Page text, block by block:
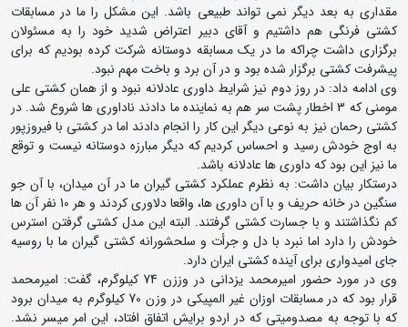
مقداری به بعد دیگر نمی تواند طبیعی باشد. این مشکل را ما در مسابقات
کشتی فرنگی هم داشتیم و آقای دبیر اعتراض شدید خود را به مسئولان
برگزاری داشت چراکه ما در یک مسابقه دوستانه شرکت کرده بودیم که برای
پیشرفت کشتی برگزار شده بود و در آن برد و باخت مهم نبود.
وی ادامه داد: در روز دوم نیز شرایط داوری عادلانه نبود و از همان کشتی علی
مومنی که 3 اخطار پشت سر هم به نماینده ما دادند ناداوری ها شروع شد. در
کشتی رحمان نیز به نوعی دیگر این کار را انجام دادند اما در کشتی با فیروزپور
به اوج خودش رسید و احساس کردیم که دیگر مبارزه دوستانه نیست و توقع
ما نیز این بود که داوری ها عادلانه باشد.
درستکار بیان داشت: به نظرم عملکرد کشتی گیران ما در آن میدان، با آن جو
سنگین در خانه حریف و با آن داوری ها، واقعا دلاوری کردند و هر 10 نفر آن ها
کم نگذاشتند و با جسارت کشتی گرفتند. البته این مدل کشتی گرفتن استرس
خودش را دارد اما نبرد با دل و جرأت و سلحشورانه کشتی گیران ما با روسیه
جای امیدواری برای آینده کشتی ایران دارد.
وی در مورد حضور امیرمحمد یزدانی در وززن 74 کیلوگرم، گفت: امیرمحمد
قرار بود که در مسابقات اوزان غیر المپیکی در وزن 70 کیلوگرم به میدان برود
که با توجه به مصدومیتی که در اردو برایش اتفاق افتاد، این امر میسر نشد.